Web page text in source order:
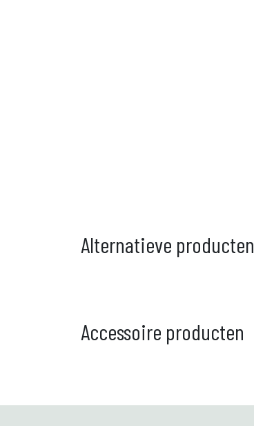
Alternatieve producten
Accessoire producten